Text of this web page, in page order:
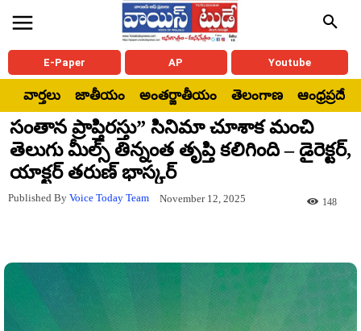
E-Paper AP Youtube
వార్తలు జాతీయం అంతర్జాతీయం తెలంగాణ ఆంధ్రప్రదేశ్
సంతాన ప్రాప్తిరస్తు” సినిమా చూశాక మంచి
తెలుగు మీల్స్ తిన్నంత తృప్తి కలిగింది – డైరెక్టర్,
యాక్టర్ తరుణ్ భాస్కర్
Published By Voice Today Team November 12, 2025 148